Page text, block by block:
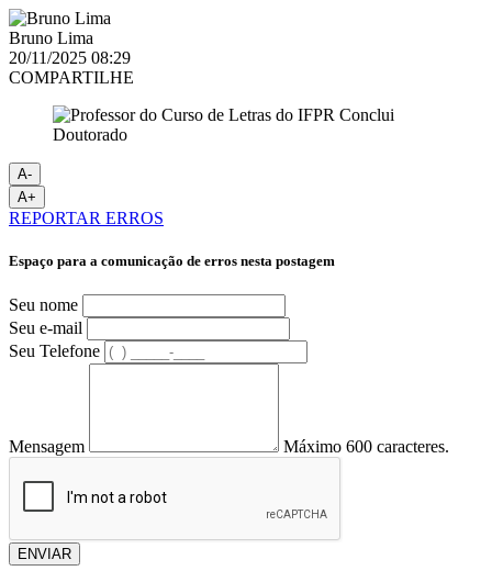
Bruno Lima
20/11/2025 08:29
COMPARTILHE
A-
A+
REPORTAR ERROS
Espaço para a comunicação de erros nesta postagem
Seu nome
Seu e-mail
Seu Telefone
Mensagem Máximo 600 caracteres.
ENVIAR